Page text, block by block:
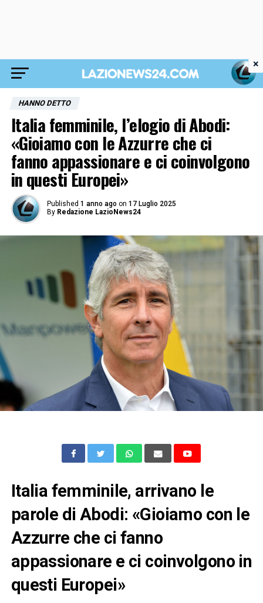
HANNO DETTO
Italia femminile, l’elogio di Abodi:
«Gioiamo con le Azzurre che ci
fanno appassionare e ci coinvolgono
in questi Europei»
Published 1 anno ago on 17 Luglio 2025
By Redazione LazioNews24
Italia femminile, arrivano le
parole di Abodi: «Gioiamo con le
Azzurre che ci fanno
appassionare e ci coinvolgono in
questi Europei»
×